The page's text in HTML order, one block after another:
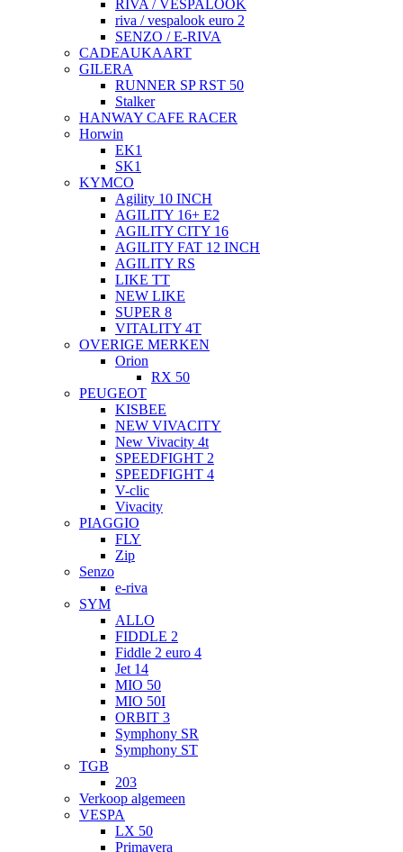
RIVA / VESPALOOK
riva / vespalook euro 2
SENZO / E-RIVA
CADEAUKAART
GILERA
RUNNER SP RST 50
Stalker
HANWAY CAFE RACER
Horwin
EK1
SK1
KYMCO
Agility 10 INCH
AGILITY 16+ E2
AGILITY CITY 16
AGILITY FAT 12 INCH
AGILITY RS
LIKE TT
NEW LIKE
SUPER 8
VITALITY 4T
OVERIGE MERKEN
Orion
RX 50
PEUGEOT
KISBEE
NEW VIVACITY
New Vivacity 4t
SPEEDFIGHT 2
SPEEDFIGHT 4
V-clic
Vivacity
PIAGGIO
FLY
Zip
Senzo
e-riva
SYM
ALLO
FIDDLE 2
Fiddle 2 euro 4
Jet 14
MIO 50
MIO 50I
ORBIT 3
Symphony SR
Symphony ST
TGB
203
Verkoop algemeen
VESPA
LX 50
Primavera